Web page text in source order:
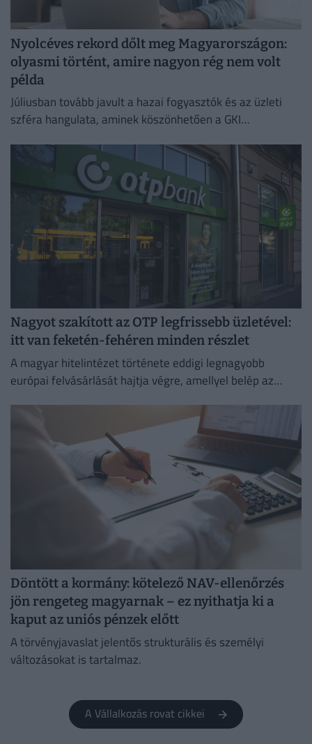
Nyolcéves rekord dőlt meg Magyarországon:
olyasmi történt, amire nagyon rég nem volt
példa
Júliusban tovább javult a hazai fogyasztók és az üzleti
szféra hangulata, aminek köszönhetően a GKI
Nagyot szakított az OTP legfrissebb üzletével:
itt van feketén-fehéren minden részlet
A magyar hitelintézet története eddigi legnagyobb
európai felvásárlását hajtja végre, amellyel belép az
Döntött a kormány: kötelező NAV-ellenőrzés
jön rengeteg magyarnak – ez nyithatja ki a
kaput az uniós pénzek előtt
A törvényjavaslat jelentős strukturális és személyi
változásokat is tartalmaz.
A Vállalkozás rovat cikkei